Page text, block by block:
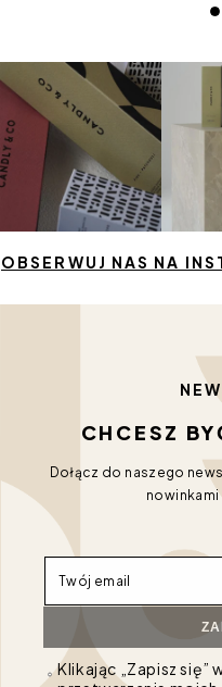
OBSERWUJ NAS NA
CHCESZ
Dołącz do naszego
nowinkami
Twój email
Klikając „Zapisz się”